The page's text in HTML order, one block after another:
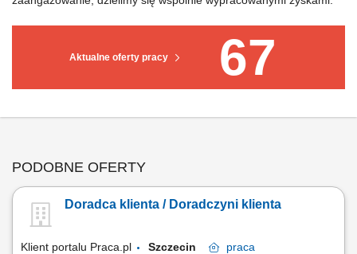
Aktualne oferty pracy 67
PODOBNE OFERTY
Doradca klienta / Doradczyni klienta
Klient portalu Praca.pl Szczecin
praca